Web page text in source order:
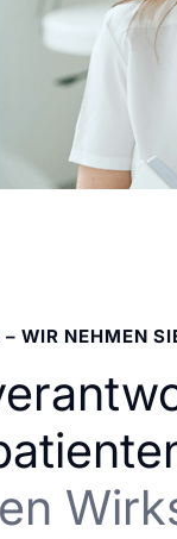
– WIR NEHMEN